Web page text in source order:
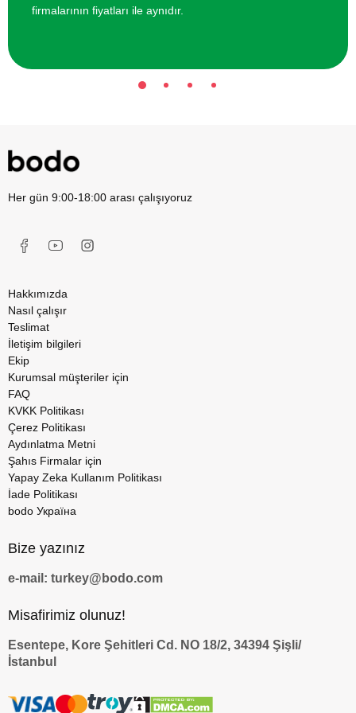
firmalarının fiyatları ile aynıdır.
Her gün 9:00-18:00 arası çalışıyoruz
Hakkımızda
Nasıl çalışır
Teslimat
İletişim bilgileri
Ekip
Kurumsal müşteriler için
FAQ
KVKK Politikası
Çerez Politikası
Aydınlatma Metni
Şahıs Firmalar için
Yapay Zeka Kullanım Politikası
İade Politikası
bodo Україна
Bize yazınız
e-mail: turkey@bodo.com
Misafirimiz olunuz!
Esentepe, Kore Şehitleri Cd. NO 18/2, 34394 Şişli/
İstanbul